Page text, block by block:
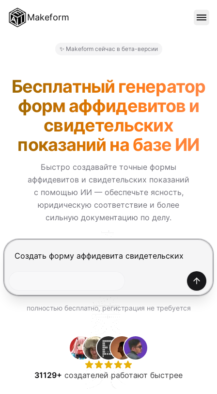
Makeform
БЛОГ
ЦЕНЫ
ВОЙТИ
ПОПРОБОВАТЬ БЕСПЛАТНО
✨ Makeform сейчас в бета-версии
Бесплатный генератор
форм аффидевитов и
свидетельских
показаний на базе ИИ
Быстро создавайте точные формы
аффидевитов и свидетельских показаний
с помощью ИИ — обеспечьте ясность,
юридическую соответствие и более
сильную документацию по делу.
Нажмите Enter, чтобы отправить, Shift+Enter —
полностью бесплатно, регистрация не требуется
31129+ создателей работают быстрее